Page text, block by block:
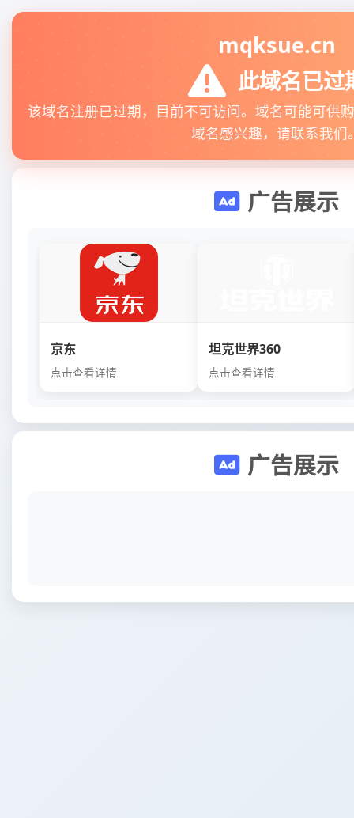
mqksue.cn
此域名已过
该域名注册已过期，目前不可访问。域名可能可供
域名感兴趣，请联系我们
广告展示
京东
点击查看详情
坦克世界360
点击查看详情
广告展示